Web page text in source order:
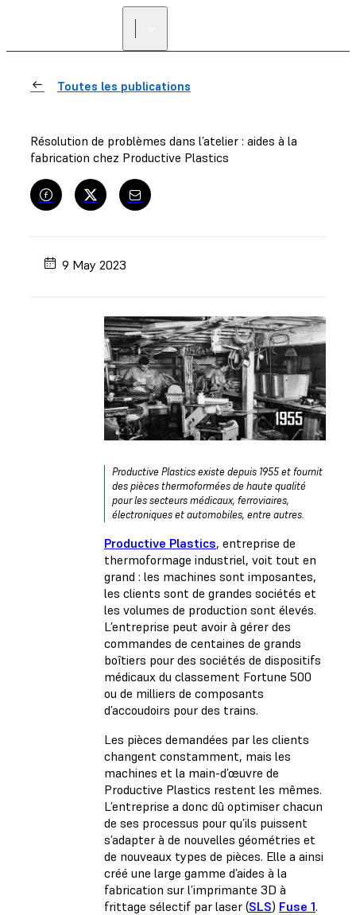
Toutes les publications
Résolution de problèmes dans l’atelier : aides à la
fabrication chez Productive Plastics
9 May 2023
Productive Plastics existe depuis 1955 et fournit
des pièces thermoformées de haute qualité
pour les secteurs médicaux, ferroviaires,
électroniques et automobiles, entre autres.
Productive Plastics, entreprise de
thermoformage industriel, voit tout en
grand : les machines sont imposantes,
les clients sont de grandes sociétés et
les volumes de production sont élevés.
L’entreprise peut avoir à gérer des
commandes de centaines de grands
boîtiers pour des sociétés de dispositifs
médicaux du classement Fortune 500
ou de milliers de composants
d’accoudoirs pour des trains.
Les pièces demandées par les clients
changent constamment, mais les
machines et la main-d’œuvre de
Productive Plastics restent les mêmes.
L’entreprise a donc dû optimiser chacun
de ses processus pour qu’ils puissent
s’adapter à de nouvelles géométries et
de nouveaux types de pièces. Elle a ainsi
créé une large gamme d’aides à la
fabrication sur l’imprimante 3D à
frittage sélectif par laser (SLS) Fuse 1.